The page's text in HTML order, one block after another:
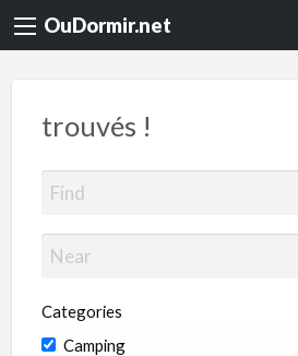
OuDormir.net
trouvés !
Categories
Camping